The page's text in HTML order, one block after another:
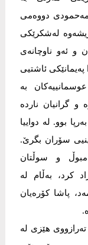
مەحمودی دووەمی
لەشکرێکی
و ئەو ناوچانەی
تیا ئەژیا. دواتر میر لە ساڵی ١٨٣٤دا پەیمانێکی ئاشتیی
مۆر کرد. ساڵی ١٨٣٦دا عوسمانییەکان بە
گرانیان ناردە
بوو. لە دواییا
سۆران بگرێ.
و سوڵتان
کرد، بەڵام لە
پاشا کۆرەیان
چاڵدێران له‌ ٢٣ى ئابى ١٥١٤ز ته‌رازووی هێزی له‌